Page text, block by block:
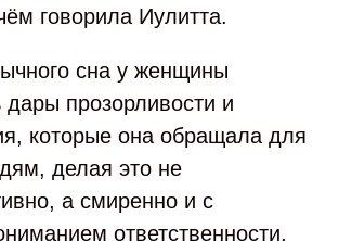
говорила Иулитта.
сна у женщины
дары прозорливости и
которые она обращала для
делая это не
а смиренно и с
ответственности,